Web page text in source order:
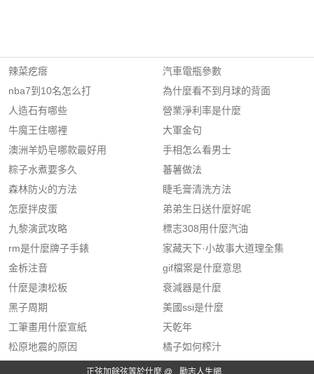
辣菜疙瘩
nba7到10名怎么打
人造石有哪些
牛魔王住哪裡
澳洲羊奶皂哪款最好用
粽子水煮要多久
森林防火的方法
怎麼拌皮蛋
九黎演武攻略
rm是什麼牌子手錶
金柝注音
什麼是澳松板
黑子周期
工筆畫用什麼宣紙
松原地震的原因
汽車電瓶參數
為什麼看不到月球的背面
營業淨利率是什麼
大軍金句
手相怎么看男士
蕃薯做法
睫毛膏清洗方法
弟弟生日送什麼好呢
標志308用什麼汽油
家藏天下·小故事大道理全集
gif檔案是什麼意思
衰減器是什麼
美國ssi是什麼
天乾年
橘子如何榨汁
正弦加餘弦等於什麼 @ 勵志人生網